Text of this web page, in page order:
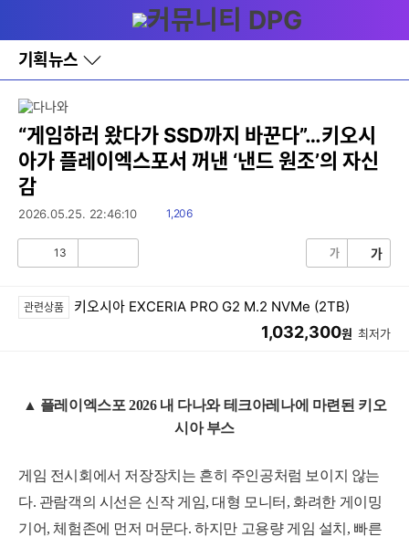
와
홈
기획뉴스
바
로
레
이
어
창
글
“게임하러 왔다가 SSD까지 바꾼다”…키오시
아가 플레이엑스포서 꺼낸 ‘낸드 원조’의 자신
감
2026.05.25. 22:46:10
읽
1,206
13 가 가
관련상품 키오시아 EXCERIA PRO G2 M.2 NVMe (2TB)
1,032,300원 최저가
▲ 플레이엑스포 2026 내 다나와 테크아레나에 마련된 키오
시아 부스
게임 전시회에서 저장장치는 흔히 주인공처럼 보이지 않는
다. 관람객의 시선은 신작 게임, 대형 모니터, 화려한 게이밍
기어, 체험존에 먼저 머문다. 하지만 고용량 게임 설치, 빠른